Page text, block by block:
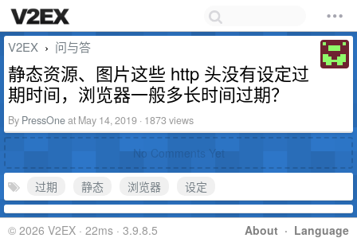
V2EX › 问与答
静态资源、图片这些 http 头没有设定过
期时间，浏览器一般多长时间过期？
By PressOneat May 14, 2019 · 1873 views
No Comments Yet
过期 静态 浏览器 设定
About · Language
© 2026 V2EX · 22ms · 3.9.8.5